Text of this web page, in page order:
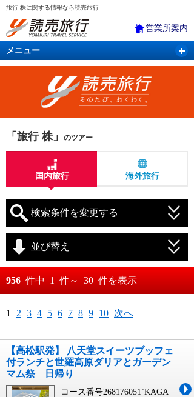
旅行 株に関する情報なら読売旅行
営業所案内
メニュー
国内旅行 バスツアー 海外旅行
「旅行 株」 のツアー
国内旅行 海外旅行
検索条件を変更する
月 日～
月 日
並び替え
おすすめ順
料金が高い順
956 件中 1 件～ 30 件を表示
1 2 3 4 5 6 7 8 9 10 次へ
【高松駅発】 八天堂スイーツブッフェ
付ランチと世羅高原ダリアとガーデン
マム祭 日帰り
コース番号268176051`KAGA